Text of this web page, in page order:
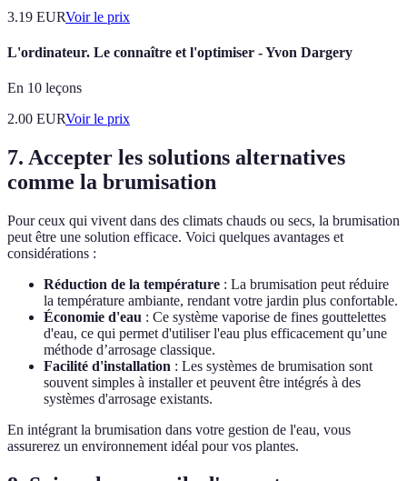
3.19 EURVoir le prix
L'ordinateur. Le connaître et l'optimiser - Yvon Dargery
En 10 leçons
2.00 EURVoir le prix
7. Accepter les solutions alternatives
comme la brumisation
Pour ceux qui vivent dans des climats chauds ou secs, la brumisation
peut être une solution efficace. Voici quelques avantages et
considérations :
Réduction de la température : La brumisation peut réduire
la température ambiante, rendant votre jardin plus confortable.
Économie d'eau : Ce système vaporise de fines gouttelettes
d'eau, ce qui permet d'utiliser l'eau plus efficacement qu’une
méthode d’arrosage classique.
Facilité d'installation : Les systèmes de brumisation sont
souvent simples à installer et peuvent être intégrés à des
systèmes d'arrosage existants.
En intégrant la brumisation dans votre gestion de l'eau, vous
assurerez un environnement idéal pour vos plantes.